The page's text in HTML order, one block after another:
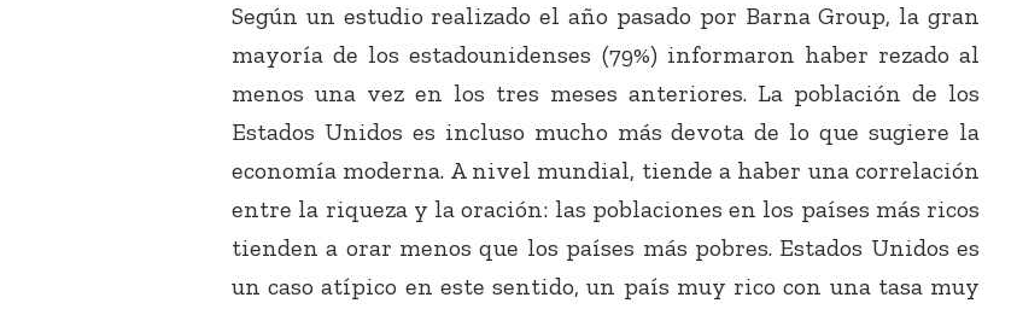
Según un estudio realizado el año pasado por Barna Group, la gran
mayoría de los estadounidenses (79%) informaron haber rezado al
menos una vez en los tres meses anteriores. La población de los
Estados Unidos es incluso mucho más devota de lo que sugiere la
economía moderna. A nivel mundial, tiende a haber una correlación
entre la riqueza y la oración: las poblaciones en los países más ricos
tienden a orar menos que los países más pobres. Estados Unidos es
un caso atípico en este sentido, un país muy rico con una tasa muy